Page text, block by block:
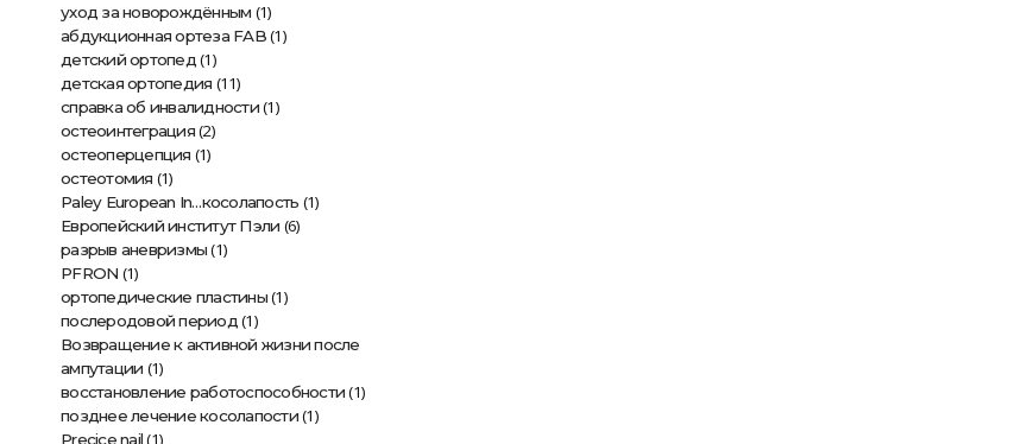
уход за новорождённым (1)
абдукционная ортеза FAB(1)
детский ортопед(1)
детская ортопедия (11)
справка об инвалидности(1)
остеоинтеграция(2)
остеоперцепция (1)
остеотомия (1)
Paley European In…косолапость (1)
Европейский институт Пэли (6)
разрыв аневризмы(1)
PFRON (1)
ортопедические пластины(1)
послеродовой период(1)
Возвращение к активной жизни после
ампутации (1)
восстановление работоспособности(1)
позднее лечение косолапости(1)
Precice nail(1)